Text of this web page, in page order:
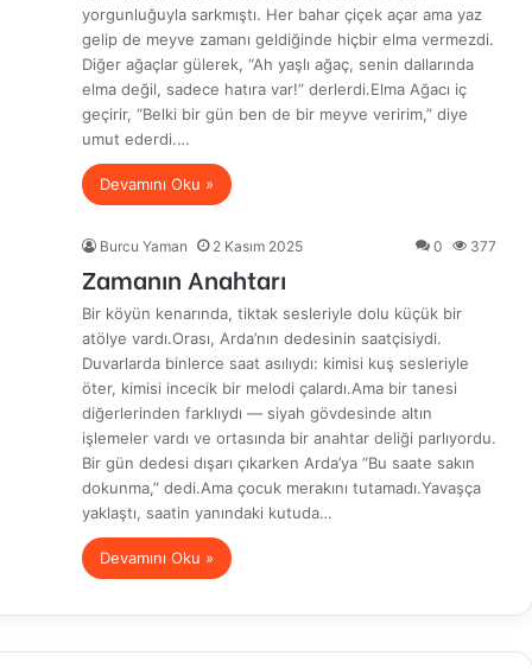
yorgunluğuyla sarkmıştı. Her bahar çiçek açar ama yaz
gelip de meyve zamanı geldiğinde hiçbir elma vermezdi.
Diğer ağaçlar gülerek, “Ah yaşlı ağaç, senin dallarında
elma değil, sadece hatıra var!” derlerdi.Elma Ağacı iç
geçirir, “Belki bir gün ben de bir meyve veririm,” diye
umut ederdi.…
Devamını Oku »
Burcu Yaman 2 Kasım 2025 0 377
Zamanın Anahtarı
Bir köyün kenarında, tiktak sesleriyle dolu küçük bir
atölye vardı.Orası, Arda’nın dedesinin saatçisiydi.
Duvarlarda binlerce saat asılıydı: kimisi kuş sesleriyle
öter, kimisi incecik bir melodi çalardı.Ama bir tanesi
diğerlerinden farklıydı — siyah gövdesinde altın
işlemeler vardı ve ortasında bir anahtar deliği parlıyordu.
Bir gün dedesi dışarı çıkarken Arda’ya “Bu saate sakın
dokunma,” dedi.Ama çocuk merakını tutamadı.Yavaşça
yaklaştı, saatin yanındaki kutuda…
Devamını Oku »